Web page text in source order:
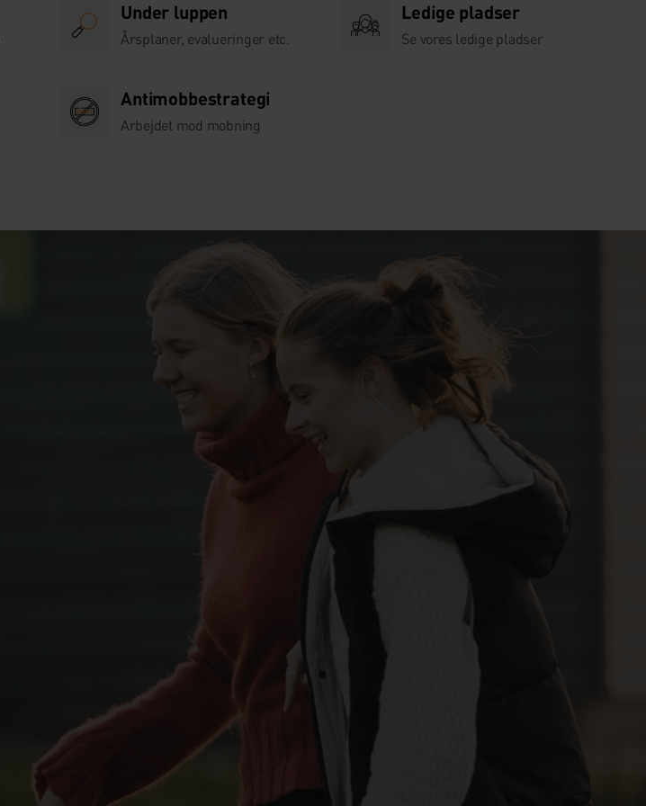
Under luppen
Årsplaner, evalueringer etc.
Ledige pladser
Se vores ledige pladser
Antimobbestrategi
Arbejdet mod mobning